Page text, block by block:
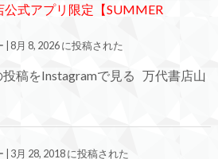
式アプリ限定【SUMMER
8月 8, 2026 に投稿された
稿をInstagramで見る 万代書店山
3月 28, 2018 に投稿された